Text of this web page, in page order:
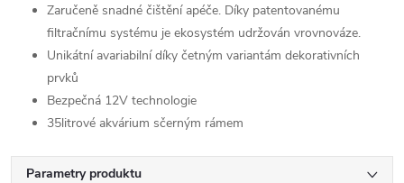
Zaručeně snadné čištění apéče. Díky patentovanému
filtračnímu systému je ekosystém udržován vrovnováze.
Unikátní avariabilní díky četným variantám dekorativních
prvků
Bezpečná 12V technologie
35litrové akvárium sčerným rámem
Parametry produktu